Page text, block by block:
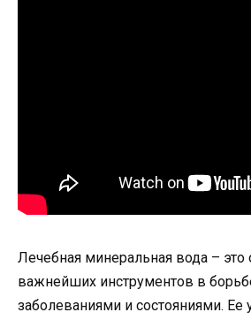
Лечебная минеральная вода – это
важнейших инструментов в
заболеваниями и состояниями. Ее